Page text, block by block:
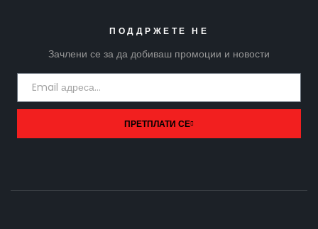
ПОДДРЖЕТЕ НЕ
Зачлени се за да добиваш промоции и новости
ПРЕТПЛАТИ СЕ